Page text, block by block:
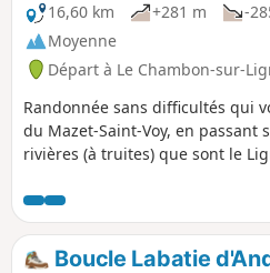
16,60 km
+281 m -
Moyenne
Départ à Le Chambon-sur-
Randonnée sans difficultés qui
du Mazet-Saint-Voy, en passant
rivières (à truites) que sont le
perspectives sur le Mont
gâteau de cette randonnée.
Boucle Labatie